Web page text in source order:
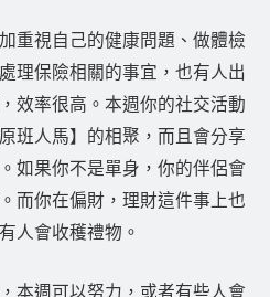
重視自己的健康問題、做體檢
理保險相關的事宜，也有人出
效率很高。本週你的社交活動
班人馬】的相聚，而且會分享
如果你不是單身，你的伴侶會
而你在偏財，理財這件事上也
人會收穫禮物。
本週可以努力，或者有些人會